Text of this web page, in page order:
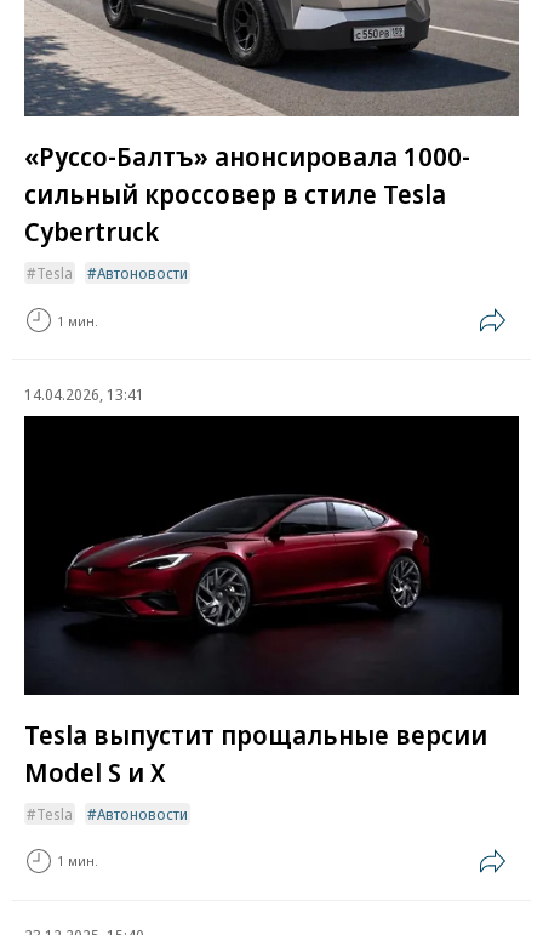
«Руссо-Балтъ» анонсировала 1000-
сильный кроссовер в стиле Tesla
Cybertruck
Tesla Автоновости
1 мин.
14.04.2026, 13:41
Tesla выпустит прощальные версии
Model S и X
Tesla Автоновости
1 мин.